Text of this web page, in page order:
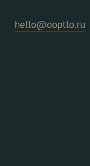
hello@ooptlo.ru